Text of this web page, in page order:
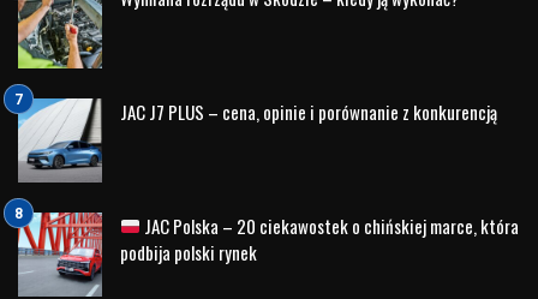
Zwróć uwagę na koszt dostawy i dostępność –
Jeśli zamierzasz rozbudować kolekcję – rozważ zakup
innych kolorów lub wersji modelu Fabia III Combi.
Podsumowanie